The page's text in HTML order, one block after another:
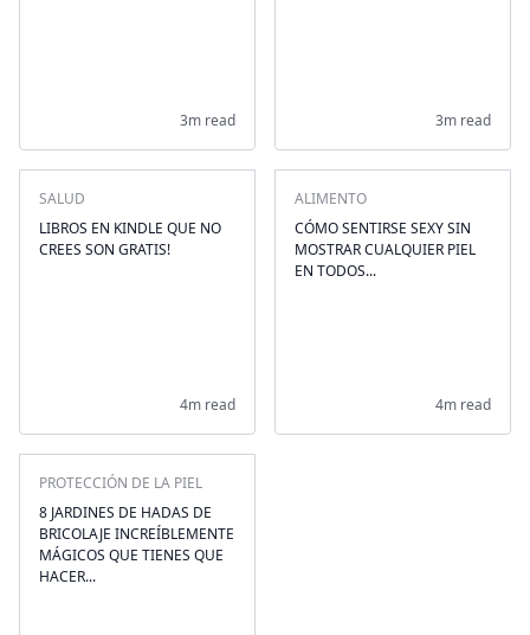
3m read 3m read
SALUD
LIBROS EN KINDLE QUE NO
CREES SON GRATIS!
4m read
ALIMENTO
CÓMO SENTIRSE SEXY SIN
MOSTRAR CUALQUIER PIEL
EN TODOS...
4m read
PROTECCIÓN DE LA PIEL
8 JARDINES DE HADAS DE
BRICOLAJE INCREÍBLEMENTE
MÁGICOS QUE TIENES QUE
HACER...